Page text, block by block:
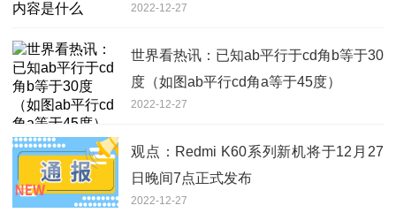
2022-12-27
世界看热讯：已知ab平行于cd角b等于30
度（如图ab平行cd角a等于45度）
2022-12-27
观点：Redmi K60系列新机将于12月27
日晚间7点正式发布
2022-12-27